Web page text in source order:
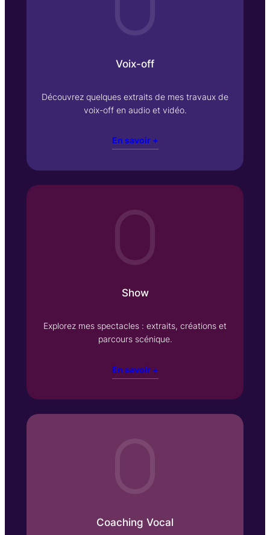
Voix-off
Découvrez quelques extraits de mes travaux de
voix-off en audio et vidéo.
En savoir +
Show
Explorez mes spectacles : extraits, créations et
parcours scénique.
En savoir +
Coaching Vocal